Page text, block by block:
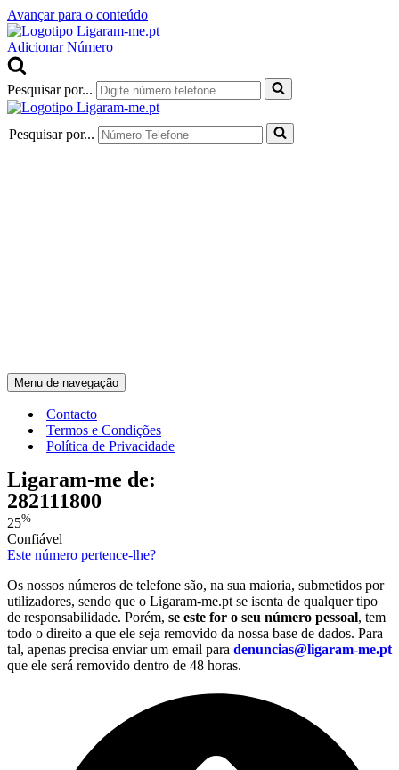
Avançar para o conteúdo
Adicionar Número
Pesquisar por...
Pesquisar por...
Menu de navegação
Contacto
Termos e Condições
Política de Privacidade
Ligaram-me de:
282111800
25%
Confiável
Este número pertence-lhe?
Os nossos números de telefone são, na sua maioria, submetidos por
utilizadores, sendo que o Ligaram-me.pt se isenta de qualquer tipo
de responsabilidade. Porém, se este for o seu número pessoal, tem
todo o direito a que ele seja removido da nossa base de dados. Para
tal, apenas precisa enviar um email para denuncias@ligaram-me.pt
que ele será removido dentro de 48 horas.